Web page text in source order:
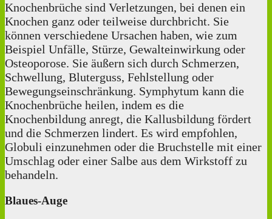
Knochenbrüche sind Verletzungen, bei denen ein
Knochen ganz oder teilweise durchbricht. Sie
können verschiedene Ursachen haben, wie zum
Beispiel Unfälle, Stürze, Gewalteinwirkung oder
Osteoporose. Sie äußern sich durch Schmerzen,
Schwellung, Bluterguss, Fehlstellung oder
Bewegungseinschränkung. Symphytum kann die
Knochenbrüche heilen, indem es die
Knochenbildung anregt, die Kallusbildung fördert
und die Schmerzen lindert. Es wird empfohlen,
Globuli einzunehmen oder die Bruchstelle mit einer
Umschlag oder einer Salbe aus dem Wirkstoff zu
behandeln.
Blaues-Auge